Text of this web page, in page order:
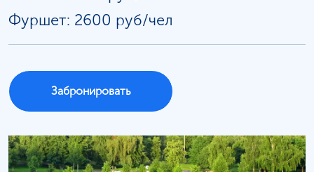
Фуршет: 2600 руб/чел
Забронировать